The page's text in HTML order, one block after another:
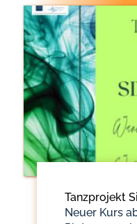
Tanzprojekt
Neuer Kurs